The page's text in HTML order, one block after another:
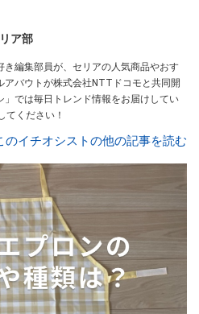
ア部
き編集部員が、セリアの人気商品やおす
バウトが株式会社NTTドコモと共同開
では毎日トレンド情報をお届けしてい
てください！
のイチオシストの他の記事を読む